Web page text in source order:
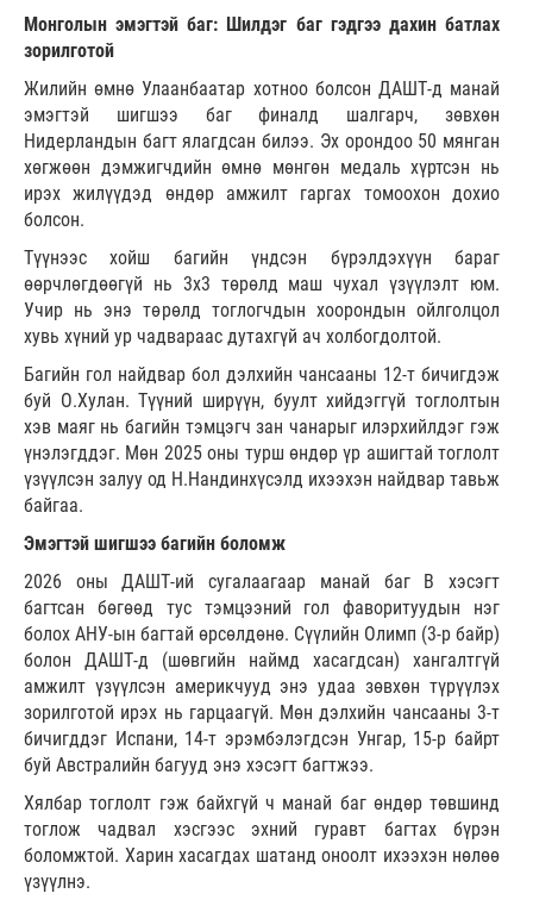
Монголын эмэгтэй баг: Шилдэг баг гэдгээ дахин батлах
зорилготой
Жилийн өмнө Улаанбаатар хотноо болсон ДАШТ-д манай
эмэгтэй шигшээ баг финалд шалгарч, зөвхөн
Нидерландын багт ялагдсан билээ. Эх орондоо 50 мянган
хөгжөөн дэмжигчдийн өмнө мөнгөн медаль хүртсэн нь
ирэх жилүүдэд өндөр амжилт гаргах томоохон дохио
болсон.
Түүнээс хойш багийн үндсэн бүрэлдэхүүн бараг
өөрчлөгдөөгүй нь 3x3 төрөлд маш чухал үзүүлэлт юм.
Учир нь энэ төрөлд тоглогчдын хоорондын ойлголцол
хувь хүний ур чадвараас дутахгүй ач холбогдолтой.
Багийн гол найдвар бол дэлхийн чансааны 12-т бичигдэж
буй О.Хулан. Түүний ширүүн, буулт хийдэггүй тоглолтын
хэв маяг нь багийн тэмцэгч зан чанарыг илэрхийлдэг гэж
үнэлэгддэг. Мөн 2025 оны турш өндөр үр ашигтай тоглолт
үзүүлсэн залуу од Н.Нандинхүсэлд ихээхэн найдвар тавьж
байгаа.
Эмэгтэй шигшээ багийн боломж
2026 оны ДАШТ-ий сугалаагаар манай баг В хэсэгт
багтсан бөгөөд тус тэмцээний гол фаворитуудын нэг
болох АНУ-ын багтай өрсөлдөнө. Сүүлийн Олимп (3-р байр)
болон ДАШТ-д (шөвгийн наймд хасагдсан) хангалтгүй
амжилт үзүүлсэн америкчууд энэ удаа зөвхөн түрүүлэх
зорилготой ирэх нь гарцаагүй. Мөн дэлхийн чансааны 3-т
бичигддэг Испани, 14-т эрэмбэлэгдсэн Унгар, 15-р байрт
буй Австралийн багууд энэ хэсэгт багтжээ.
Хялбар тоглолт гэж байхгүй ч манай баг өндөр төвшинд
тоглож чадвал хэсгээс эхний гуравт багтах бүрэн
боломжтой. Харин хасагдах шатанд оноолт ихээхэн нөлөө
үзүүлнэ.